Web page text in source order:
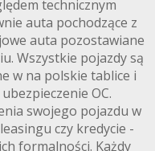
technicznym
auta pochodzące z
auta pozostawiane
Wszystkie pojazdy są
w na polskie tablice i
OC.
swojego pojazdu w
czy kredycie -
formalności. Każdy